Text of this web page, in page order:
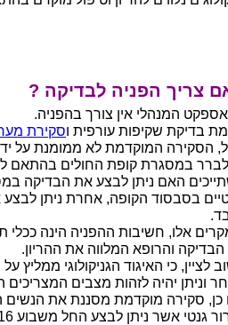
צריך הפניה לבדיקה ?
המנהלי אין צורך בהפניה.
בדיקת שקיפות עורפית וסקירת
הסקירה המוקדמת לא ממומנת על
במסגרת קופת החולים בהתאם
האם ניתן לבצע את הבדיקה
בסבסוד הקופה, אחרת ניתן
אלו, חשיבות ההפניה הינה
והרופא המלווה את ההריון.
לציין, כי האיגוד הגניקולוגי ממליץ
וניתן יהיה לזהות מצבים
כן, סקירה מוקדמת מסננת את הנשים
גנטי אשר ניתן לבצע החל משבוע 16.